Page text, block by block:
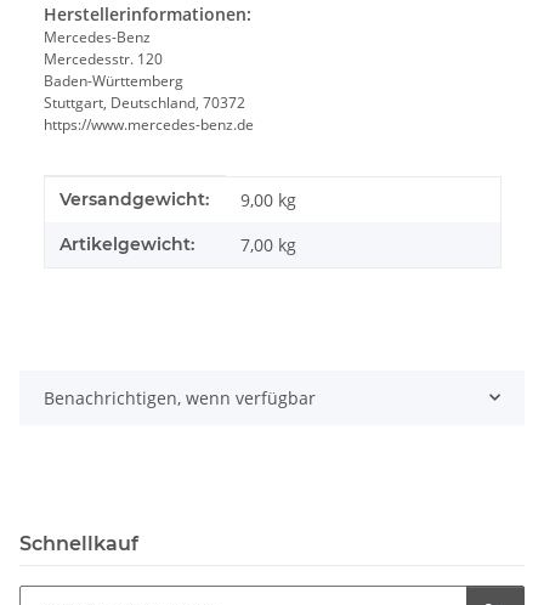
Herstellerinformationen:
Mercedes-Benz
Mercedesstr. 120
Baden-Württemberg
Stuttgart, Deutschland, 70372
https://www.mercedes-benz.de
Produkteigenschaft
Wert
Versandgewicht: 9,00 kg
Artikelgewicht: 7,00 kg
Benachrichtigen, wenn verfügbar
Schnellkauf